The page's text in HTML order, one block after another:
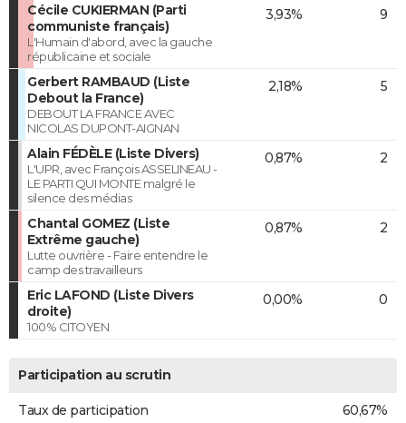
Cécile CUKIERMAN (Parti
communiste français)
L'Humain d'abord, avec la gauche
républicaine et sociale
3,93% 9
Gerbert RAMBAUD (Liste
Debout la France)
DEBOUT LA FRANCE AVEC
NICOLAS DUPONT-AIGNAN
2,18% 5
Alain FÉDÈLE (Liste Divers)
L'UPR, avec François ASSELINEAU -
LE PARTI QUI MONTE malgré le
silence des médias
0,87% 2
Chantal GOMEZ (Liste
Extrême gauche)
Lutte ouvrière - Faire entendre le
camp des travailleurs
0,87% 2
Eric LAFOND (Liste Divers
droite)
100% CITOYEN
0,00% 0
Participation au scrutin
Taux de participation 60,67%